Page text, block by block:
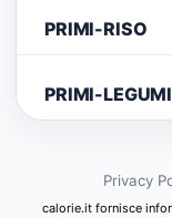
PRIMI-RISO
PRIMI-LEGUMI
Privacy
calorie.it fornisce